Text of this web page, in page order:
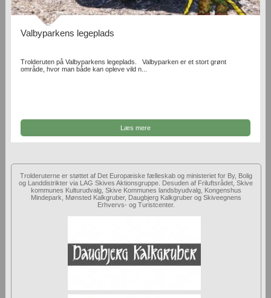
Valbyparkens legeplads
Trolderuten på Valbyparkens legeplads. Valbyparken er et stort grønt
område, hvor man både kan opleve vild n...
Læs mere
Trolderuterne er støttet af Det Europæiske fælleskab og ministeriet for By, Bolig
og Landdistrikter via LAG Skives Aktionsgruppe. Desuden af Friluftsrådet, Skive
kommunes Kulturudvalg, Skive Kommunes landsbyudvalg, Kongenshus
Mindepark, Mønsted Kalkgruber, Daugbjerg Kalkgruber og Skiveegnens
Erhvervs- og Turistcenter.